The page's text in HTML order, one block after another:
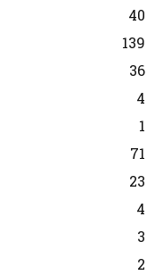
40
139
36
4
1
71
23
4
3
2